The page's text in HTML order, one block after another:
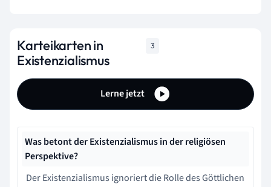
Karteikarten in
Existenzialismus
3
Lerne jetzt
Was betont der Existenzialismus in der religiösen
Perspektive?
Der Existenzialismus ignoriert die Rolle des Göttlichen